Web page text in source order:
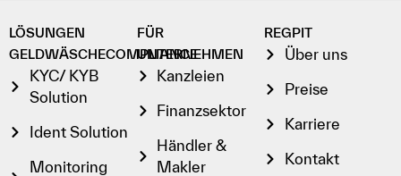
LÖSUNGEN
GELDWÄSCHECOMPLIANCE
KYC/ KYB
Solution
Ident Solution
Monitoring
FÜR
UNTERNEHMEN
Kanzleien
Finanzsektor
Händler &
Makler
REGPIT
Über uns
Preise
Karriere
Kontakt